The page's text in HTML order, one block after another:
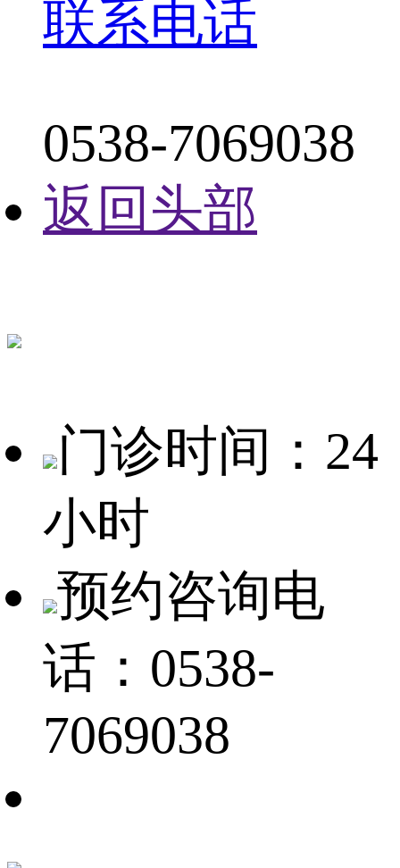
联系电话
0538-7069038
返回头部
门诊时间：24
小时
预约咨询电
话：0538-
7069038